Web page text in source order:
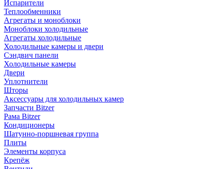
Испарители
Теплообменники
Агрегаты и моноблоки
Моноблоки холодильные
Агрегаты холодильные
Холодильные камеры и двери
Сэндвич панели
Холодильные камеры
Двери
Уплотнители
Шторы
Аксессуары для холодильных камер
Запчасти Bitzer
Рама Bitzer
Кондиционеры
Шатунно-поршневая группа
Плиты
Элементы корпуса
Крепёж